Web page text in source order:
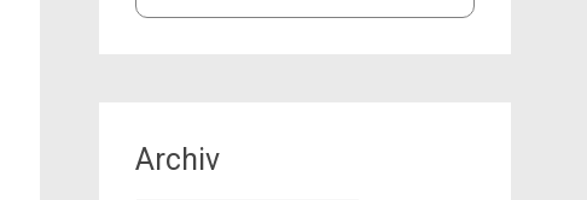
Archiv